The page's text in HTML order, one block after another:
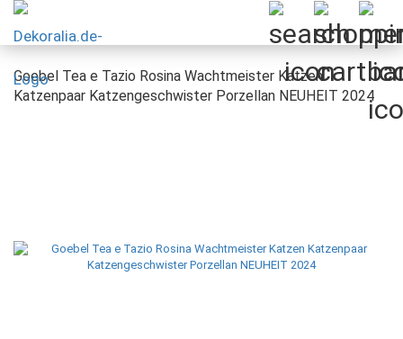
Goebel Tea e Tazio Rosina Wachtmeister Katzen
Katzenpaar Katzengeschwister Porzellan NEUHEIT 2024